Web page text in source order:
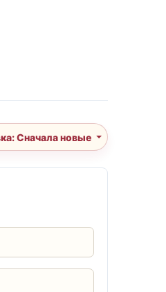
Сортировка: Сначала новые